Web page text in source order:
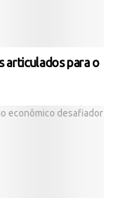
articulados para o